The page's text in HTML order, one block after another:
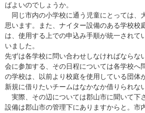
ばよいのでしょうか。
同じ市内の小学校に通う児童にとっては、
思います。また、ナイター設備のある学校校
は、使用する上での申込み手順が統一されて
いました。
先ずは各学校に問い合わせしなければならな
会に参加する、その日程については各学校へ
の学校は、以前より校庭を使用している団体
新規に借りたいチームはなかなか借りられな
実際、その辺については郡山市に聞いて下
設備は郡山市の管理下にありますからと。市